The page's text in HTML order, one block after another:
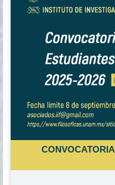
CONVOCATORIA